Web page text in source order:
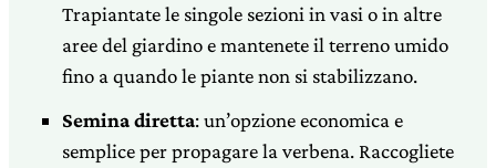
Trapiantate le singole sezioni in vasi o in altre
aree del giardino e mantenete il terreno umido
fino a quando le piante non si stabilizzano.
Semina diretta: un’opzione economica e
semplice per propagare la verbena. Raccogliete